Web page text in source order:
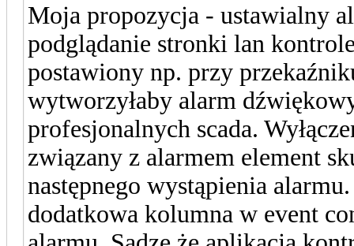
Moja propozycja - ustawialny
podglądanie stronki lan
postawiony np. przy
wytworzyłaby alarm
profesjonalnych scada.
związany z alarmem element
następnego wystąpienia
dodatkowa kolumna w event